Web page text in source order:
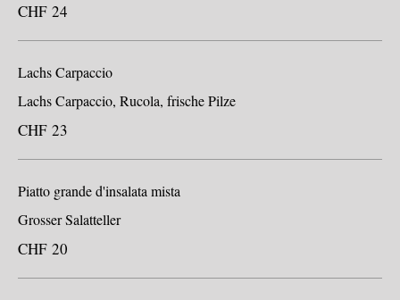
CHF 24
Lachs Carpaccio
Lachs Carpaccio, Rucola, frische Pilze
CHF 23
Piatto grande d'insalata mista
Grosser Salatteller
CHF 20